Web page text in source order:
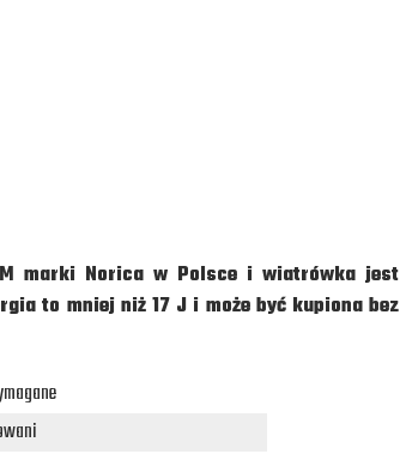
marki Norica w Polsce i wiatrówka jest
to mniej niż 17 J i może być kupiona bez